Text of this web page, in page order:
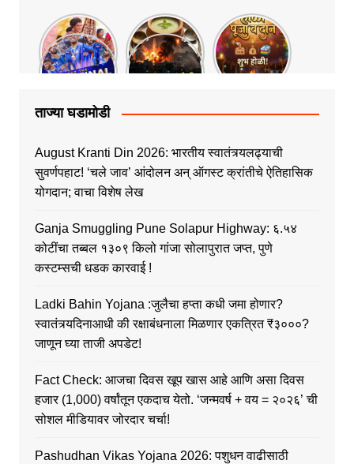
ताज्या घडामोडी
August Kranti Din 2026: भारतीय स्वातंत्र्यलढ्याची
सुवर्णपहाट! ‘चले जाव’ आंदोलन अन् ऑगस्ट क्रांतीचे ऐतिहासिक
योगदान; वाचा विशेष लेख
Ganja Smuggling Pune Solapur Highway: ६.५४
कोटींचा तब्बल १३०९ किलो गांजा सोलापुरात जप्त, पुणे
कस्टम्सची धडक कारवाई !
Ladki Bahin Yojana :जुलैचा हप्ता कधी जमा होणार?
स्वातंत्र्यदिनाआधी की रक्षाबंधनाला मिळणार एकत्रित ₹३०००?
जाणून घ्या ताजी अपडेट!
Fact Check: आजचा दिवस खूप खास आहे आणि असा दिवस
हजार (1,000) वर्षांतून एकदाच येतो. ‘जन्मवर्ष + वय = २०२६’ ची
सोशल मीडियावर जोरदार चर्चा!
Pashudhan Vikas Yojana 2026: पशुधन वाढीसाठी